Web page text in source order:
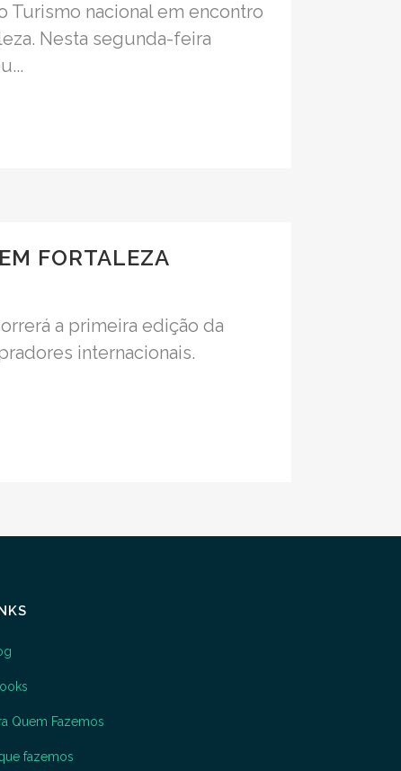
Turismo nacional em encontro
Nesta segunda-feira
FORTALEZA
a primeira edição da
internacionais.
Quem Fazemos
fazemos